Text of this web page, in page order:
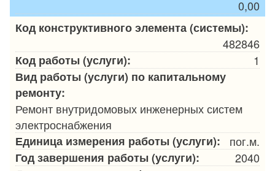
0,00
Код конструктивного элемента (системы):
482846
Код работы (услуги):
1
Вид работы (услуги) по капитальному
ремонту:
Ремонт внутридомовых инженерных систем
электроснабжения
Единица измерения работы (услуги):
пог.м.
Год завершения работы (услуги):
2040